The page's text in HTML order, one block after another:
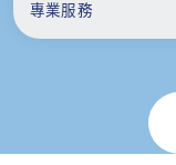
專業服務